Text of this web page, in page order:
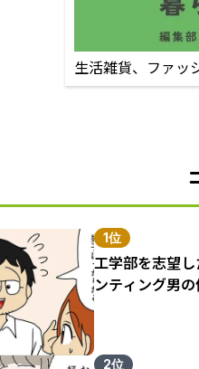
生活雑貨、ファッ
1位
工学部を志望
ンティング男
2位